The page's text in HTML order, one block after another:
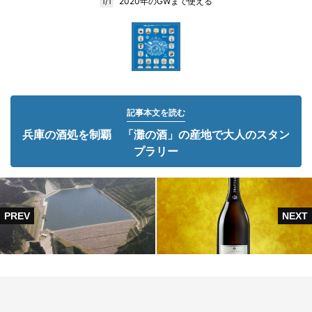
記事本文を読む
兵庫の酒処を制覇 「灘の酒」の産地で大人のスタン
プラリー